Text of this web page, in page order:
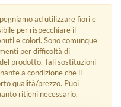
ad utilizzare fiori e
per rispecchiare il
e colori. Sono comunque
per difficoltà di
prodotto. Tali sostituzioni
a condizione che il
qualità/prezzo. Puoi
ritieni necessario.